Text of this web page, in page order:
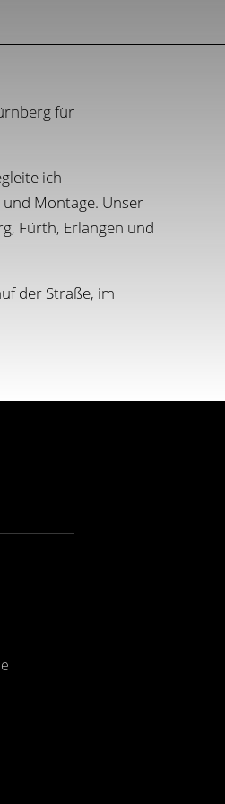
für
ich
Montage. Unser
Fürth, Erlangen und
der Straße, im